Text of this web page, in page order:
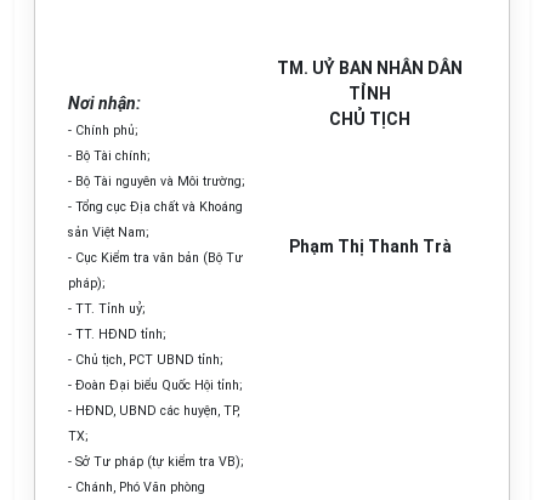
Nơi nhận:
- Chính phủ;
- Bộ Tài chính;
- Bộ Tài nguyên và Môi trường;
- Tổng cục Địa chất và Khoáng
sản Việt Nam;
- Cục Kiểm tra văn bản (Bộ Tư
pháp);
- TT.Tỉnh uỷ;
- TT. HĐND tỉnh;
- Chủ tịch, PCT UBND tỉnh;
- Đoàn Đại biểu Quốc Hội tỉnh;
- HĐND, UBND các huyện, TP,
TX;
- Sở Tư pháp (tự kiểm tra VB);
- Chánh, Phó Văn phòng
TM. UỶ BAN NHÂN DÂN
TỈNH
CHỦ TỊCH
Phạm Thị Thanh Trà